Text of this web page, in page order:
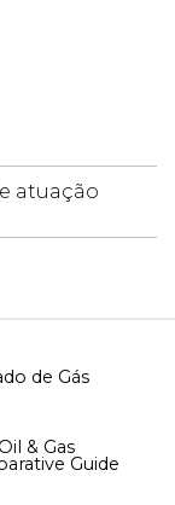
atuação
de Gás
Oil & Gas
Guide